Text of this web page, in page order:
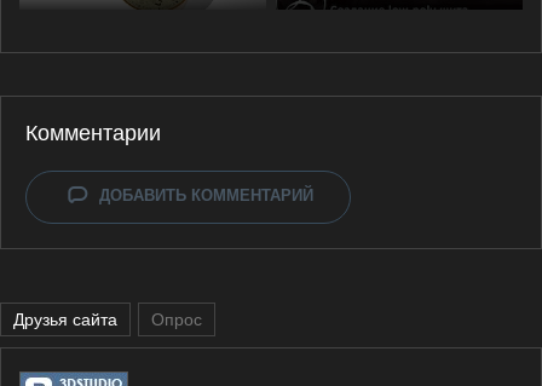
Комментарии
ДОБАВИТЬ КОММЕНТАРИЙ
Друзья сайта Опрос